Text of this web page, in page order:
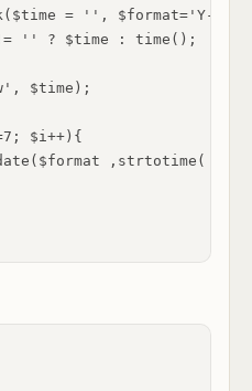
= '', $format='Y-m-
'' ? $time : time();
$time);
$i++){
,strtotime( '+'